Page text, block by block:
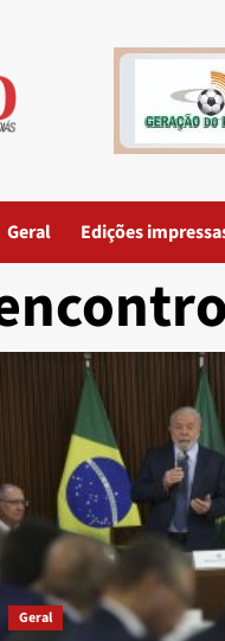
Geral Edições
Geral